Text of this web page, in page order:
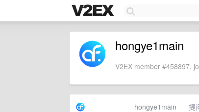
hongye1main
V2EX member #458897,
hongye1main 提